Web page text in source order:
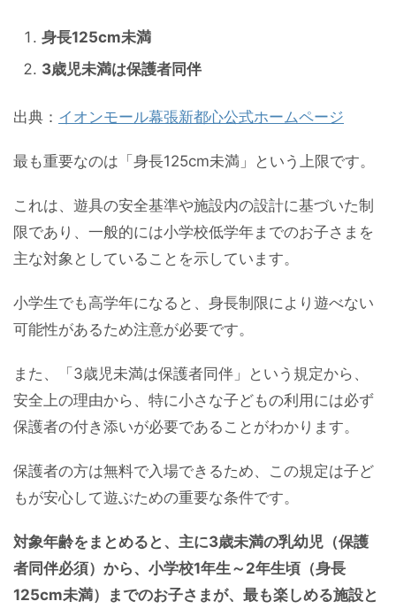
身長125cm未満
3歳児未満は保護者同伴
出典： イオンモール幕張新都心公式ホームページ
最も重要なのは「身長125cm未満」という上限です。
これは、遊具の安全基準や施設内の設計に基づいた制
限であり、一般的には小学校低学年までのお子さまを
主な対象としていることを示しています。
小学生でも高学年になると、身長制限により遊べない
可能性があるため注意が必要です。
また、「3歳児未満は保護者同伴」という規定から、
安全上の理由から、特に小さな子どもの利用には必ず
保護者の付き添いが必要であることがわかります。
保護者の方は無料で入場できるため、この規定は子ど
もが安心して遊ぶための重要な条件です。
対象年齢をまとめると、主に3歳未満の乳幼児（保護
者同伴必須）から、小学校1年生～2年生頃（身長
125cm未満）までのお子さまが、最も楽しめる施設と